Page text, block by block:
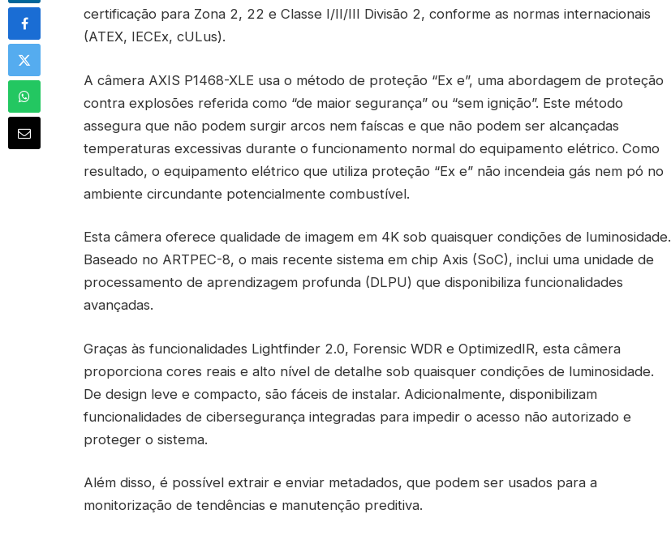
certificação para Zona 2, 22 e Classe I/II/III Divisão 2, conforme as normas internacionais
(ATEX, IECEx, cULus).
A câmera AXIS P1468-XLE usa o método de proteção “Ex e”, uma abordagem de proteção
contra explosões referida como “de maior segurança” ou “sem ignição”. Este método
assegura que não podem surgir arcos nem faíscas e que não podem ser alcançadas
temperaturas excessivas durante o funcionamento normal do equipamento elétrico. Como
resultado, o equipamento elétrico que utiliza proteção “Ex e” não incendeia gás nem pó no
ambiente circundante potencialmente combustível.
Esta câmera oferece qualidade de imagem em 4K sob quaisquer condições de luminosidade.
Baseado no ARTPEC-8, o mais recente sistema em chip Axis (SoC), inclui uma unidade de
processamento de aprendizagem profunda (DLPU) que disponibiliza funcionalidades
avançadas.
Graças às funcionalidades Lightfinder 2.0, Forensic WDR e OptimizedIR, esta câmera
proporciona cores reais e alto nível de detalhe sob quaisquer condições de luminosidade.
De design leve e compacto, são fáceis de instalar. Adicionalmente, disponibilizam
funcionalidades de cibersegurança integradas para impedir o acesso não autorizado e
proteger o sistema.
Além disso, é possível extrair e enviar metadados, que podem ser usados para a
monitorização de tendências e manutenção preditiva.